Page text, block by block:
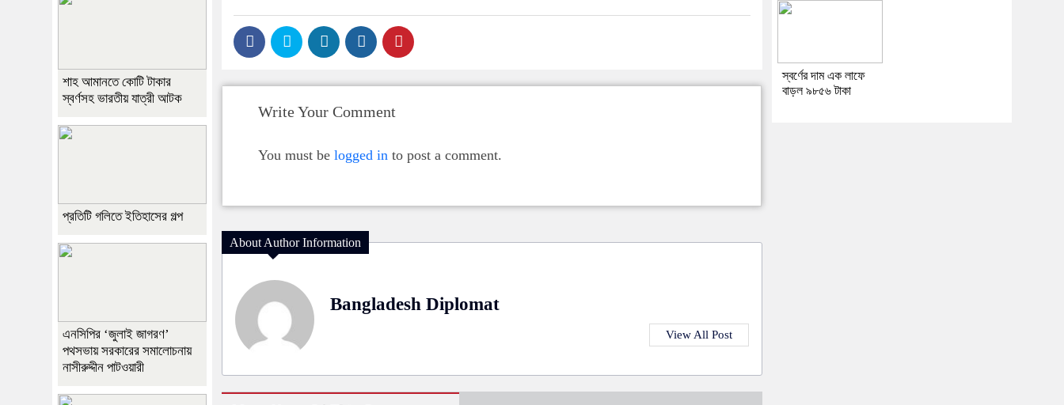
Write Your Comment
You must be logged in to post a comment.
About Author Information
Bangladesh Diplomat
View All Post
শাহ আমানতে কোটি টাকার
স্বর্ণসহ ভারতীয় যাত্রী আটক
প্রতিটি গলিতে ইতিহাসের গল্প
এনসিপির ‘জুলাই জাগরণ’
পথসভায় সরকারের সমালোচনায়
নাসীরুদ্দীন পাটওয়ারী
স্বর্ণের দাম এক লাফে
বাড়ল ৯৮৫৬ টাকা